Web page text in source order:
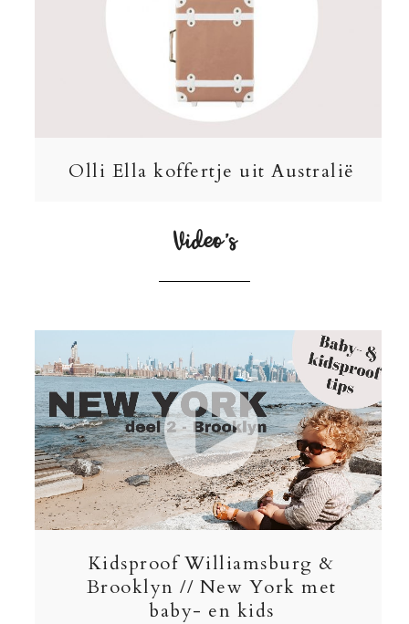
Olli Ella koffertje uit Australië
Video’s
Kidsproof Williamsburg &
Brooklyn // New York met
baby- en kids